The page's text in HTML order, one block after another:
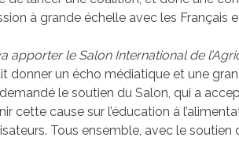
à grande échelle avec les Français
apporter le Salon International de
donner un écho médiatique et une
le soutien du Salon, qui a
cette cause sur l’éducation à
Tous ensemble, avec le soutien